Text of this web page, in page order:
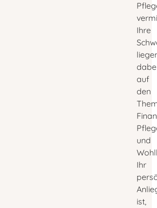
Ihre
auf
den
und
Ihr
ist,